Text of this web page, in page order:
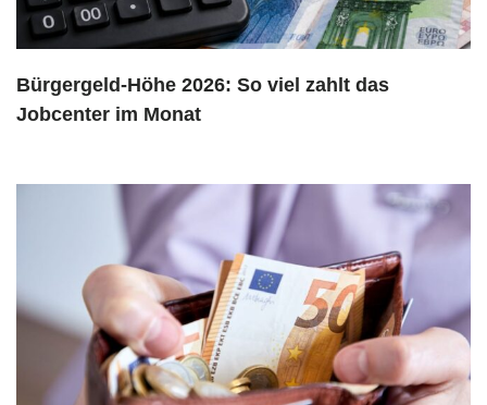
Bürgergeld-Höhe 2026: So viel zahlt das
Jobcenter im Monat